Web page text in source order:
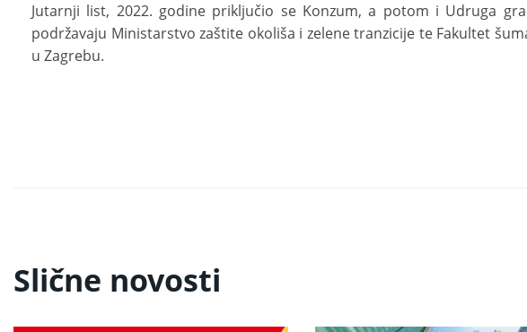
Jutarnji list, 2022. godine priključio se Konzum, a potom i Udruga
podržavaju Ministarstvo zaštite okoliša i zelene tranzicije te Fakultet
u Zagrebu.
Slične novosti